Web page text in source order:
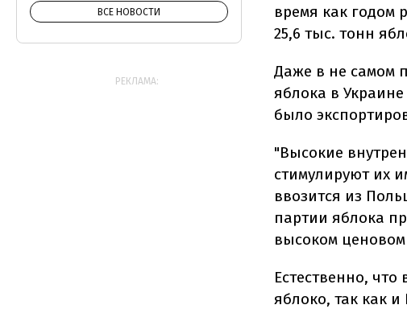
время как годом
25,6 тыс. тонн
Даже в не самом
яблока в
было
"Высокие
стимулируют их
ввозится из
партии яблока
высоком ценовом
Естественно,
яблоко, так как
ВСЕ НОВОСТИ
РЕКЛАМА: